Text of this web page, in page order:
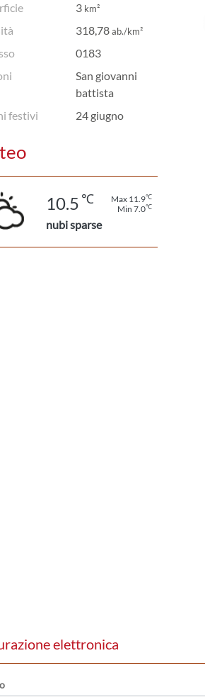
3 km²
318,78ab./km²
0183
San giovanni
battista
festivi
24 giugno
10.5 ℃ Max 11.9℃
Min 7.0℃
nubi sparse
elettronica